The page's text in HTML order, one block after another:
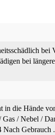
bei
bei
in die Hände
Gas / Nebel /
Nach Gebrauch